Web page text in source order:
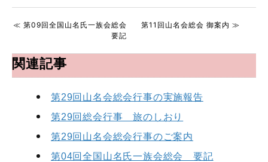
≪ 第09回全国山名氏一族会総会
要記
第11回山名会総会 御案内 ≫
関連記事
第29回山名会総会行事の実施報告
第29回総会行事 旅のしおり
第29回山名会総会行事のご案内
第04回全国山名氏一族会総会 要記